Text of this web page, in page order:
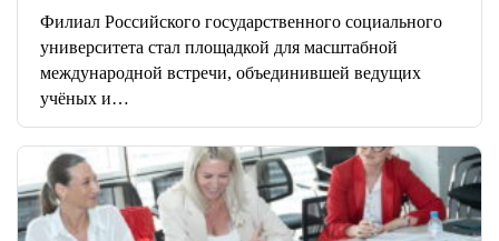
Филиал Российского государственного социального
университета стал площадкой для масштабной
международной встречи, объединившей ведущих
учёных и…